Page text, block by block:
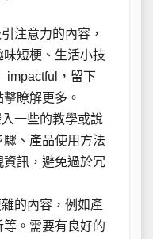
注意力的內容，
短梗、生活小技
impactful，留下
瞭解更多。
一些的教學或說
、產品使用方法
訊，避免過於冗
的內容，例如產
。需要有良好的